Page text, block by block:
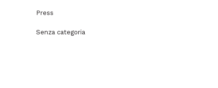
Press
Senza categoria